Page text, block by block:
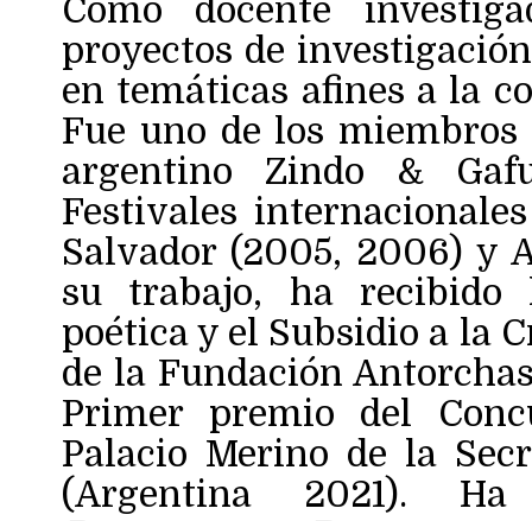
Como docente
proyectos de
en temáticas afines a la
Fue uno de los
argentino Zindo &
Festivales
Salvador (2005, 2006) y
su trabajo, ha recibido
poética y el Subsidio a la
de la Fundación
Primer premio del
Palacio Merino de la
(Argentina 2021).